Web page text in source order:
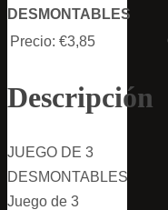
DESMONTABLES
Precio: €3,85
Descripción
JUEGO DE 3
DESMONTABLES
Juego de 3